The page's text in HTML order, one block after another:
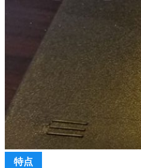
特点